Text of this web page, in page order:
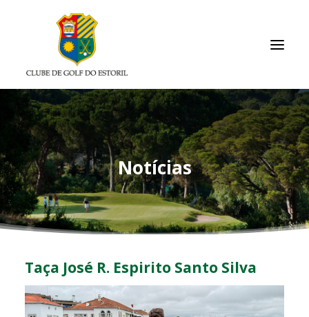
INÍCIO
O CLUBE
ASSOCIADOS / RESULTADOS
TORNEIOS
ACADEMIA
LINKS ÚTEIS
CONTACTOS
Notícias
Taça José R. Espirito Santo Silva